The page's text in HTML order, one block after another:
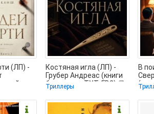
(ЛП) -
Костяная игла (ЛП) -
Грубер Андреас (книги
бесплатно TXT, FB2) 📗
Триллеры
В